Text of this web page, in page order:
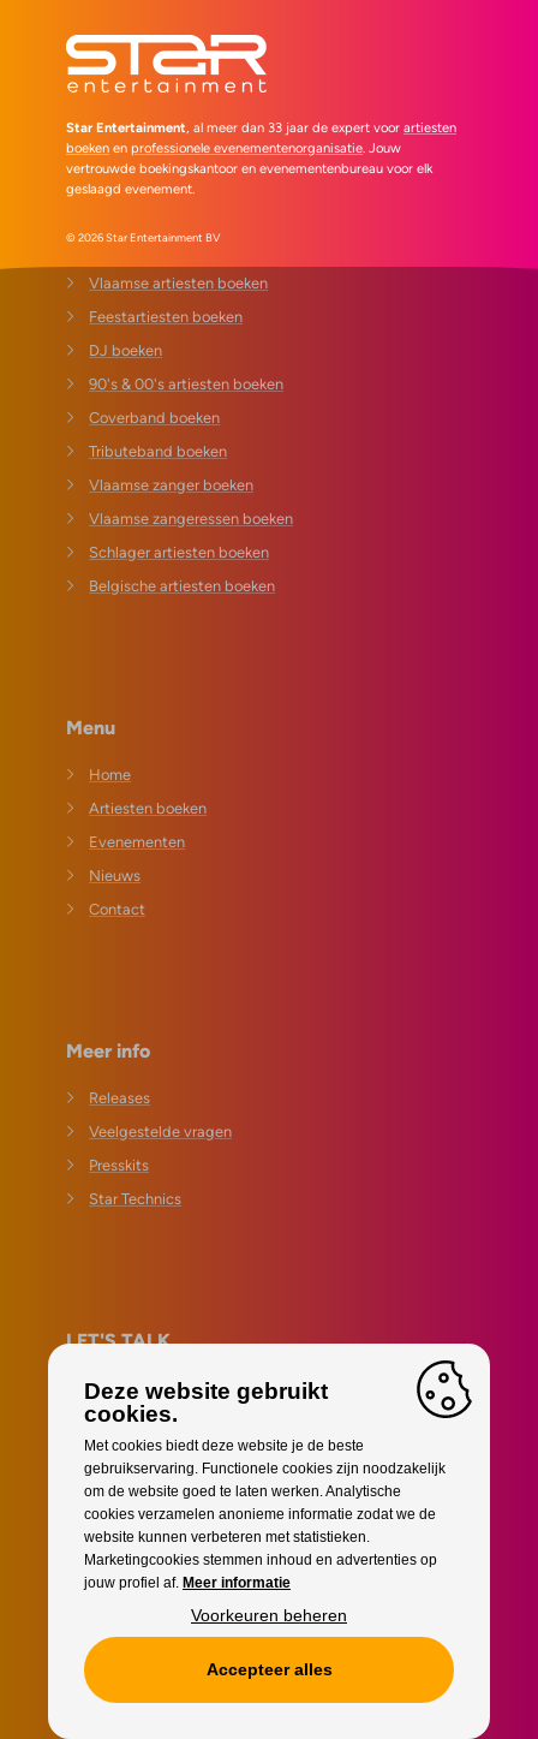
Star Entertainment, al meer dan 33 jaar de expert voor artiesten
boeken en professionele evenementenorganisatie. Jouw
vertrouwde boekingskantoor en evenementenbureau voor elk
geslaagd evenement.
© 2026 Star Entertainment BV
Vlaamse artiesten boeken
Feestartiesten boeken
DJ boeken
90's & 00's artiesten boeken
Coverband boeken
Tributeband boeken
Vlaamse zanger boeken
Vlaamse zangeressen boeken
Schlager artiesten boeken
Belgische artiesten boeken
Menu
Home
Artiesten boeken
Evenementen
Nieuws
Contact
Meer info
Releases
Veelgestelde vragen
Presskits
Star Technics
LET'S TALK
info@starentertainment.be
+32 (0)9 230 38 51
Danny De Bock •+32 (0)472 982 307
Gilles Gobin •+32 (0)472 302 296
Tot op de socials!
Deze website gebruikt
cookies.
Met cookies biedt deze website je de beste
gebruikservaring. Functionele cookies zijn noodzakelijk
om de website goed te laten werken. Analytische
cookies verzamelen anonieme informatie zodat we de
website kunnen verbeteren met statistieken.
Marketingcookies stemmen inhoud en advertenties op
jouw profiel af. Meer informatie
Voorkeuren beheren
Accepteer alles